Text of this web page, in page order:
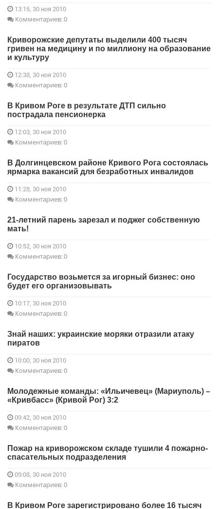
13:15, 30 ноя 2010
Комментариев: 0
Криворожские депутаты выделили 400 тысяч
гривен на медицину и по миллиону на образование
и культуру
12:38, 30 ноя 2010
Комментариев: 0
В Кривом Роге в результате ДТП сильно
пострадала пенсионерка
12:03, 30 ноя 2010
Комментариев: 0
В Долгинцевском районе Кривого Рога состоялась
ярмарка вакансий для безработных инвалидов
11:28, 30 ноя 2010
Комментариев: 0
21-летний парень зарезал и поджег собственную
мать!
10:52, 30 ноя 2010
Комментариев: 0
Государство возьмется за игорный бизнес: оно
будет его организовывать
10:17, 30 ноя 2010
Комментариев: 0
Знай наших: украинские моряки отразили атаку
пиратов
10:00, 30 ноя 2010
Комментариев: 0
Молодежные команды: «Ильичевец» (Мариуполь) –
«Кривбасс» (Кривой Рог) 3:2
09:42, 30 ноя 2010
Комментариев: 0
Пожар на криворожском складе тушили 4 пожарно-
спасательных подразделения
09:08, 30 ноя 2010
Комментариев: 0
В Кривом Роге зарегистрировано более 16 тысяч